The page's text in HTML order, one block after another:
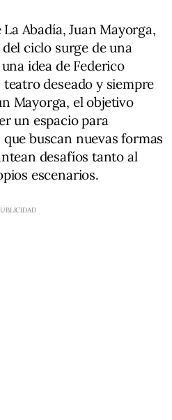
Abadía, Juan Mayorga,
ciclo surge de una
idea de Federico
deseado y siempre
Mayorga, el objetivo
un espacio para
buscan nuevas formas
desafíos tanto al
escenarios.